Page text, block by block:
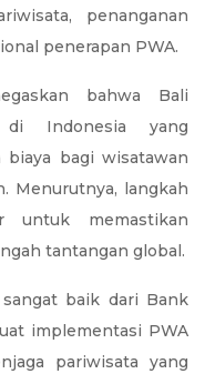
penanganan
penerapan PWA.
bahwa Bali
di Indonesia yang
bagi wisatawan
Menurutnya, langkah
untuk memastikan
tantangan global.
baik dari Bank
implementasi PWA
pariwisata yang